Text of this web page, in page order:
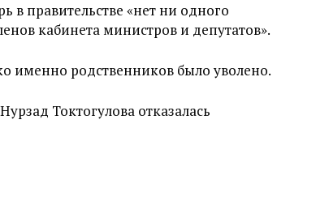
в правительстве «нет ни одного
кабинета министров и депутатов».
именно родственников было уволено.
Токтогулова отказалась